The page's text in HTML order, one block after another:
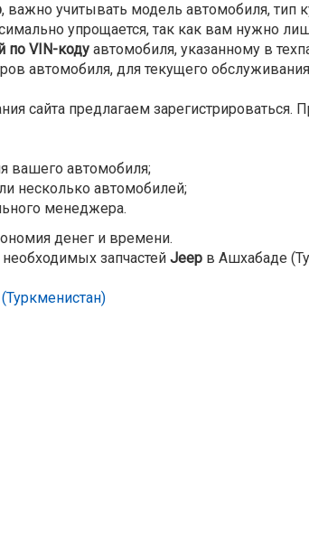
, важно учитывать модель автомобиля, тип
упрощается, так как вам нужно
по VIN-коду автомобиля, указанному в
автомобиля, для текущего
сайта предлагаем
вашего автомобиля;
несколько автомобилей;
менеджера.
денег и времени.
необходимых запчастей Jeep в Ашхабаде